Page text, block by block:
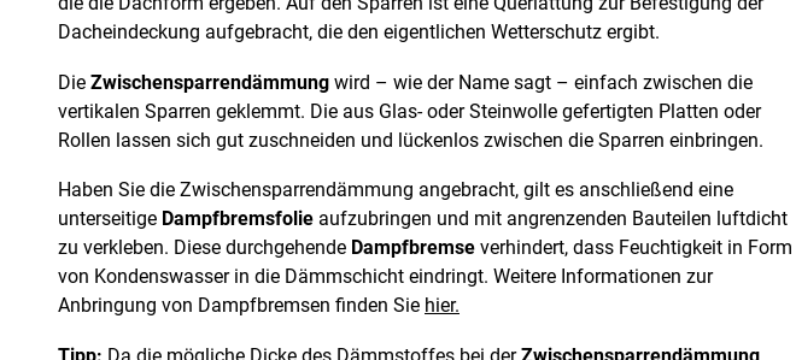
Dacheindeckung aufgebracht, die den eigentlichen Wetterschutz ergibt.
Die Zwischensparrendämmung wird – wie der Name sagt – einfach zwischen die
vertikalen Sparren geklemmt. Die aus Glas- oder Steinwolle gefertigten Platten oder
Rollen lassen sich gut zuschneiden und lückenlos zwischen die Sparren einbringen.
Haben Sie die Zwischensparrendämmung angebracht, gilt es anschließend eine
unterseitige Dampfbremsfolie aufzubringen und mit angrenzenden Bauteilen luftdicht
zu verkleben. Diese durchgehende Dampfbremse verhindert, dass Feuchtigkeit in Form
von Kondenswasser in die Dämmschicht eindringt. Weitere Informationen zur
Anbringung von Dampfbremsen finden Sie hier.